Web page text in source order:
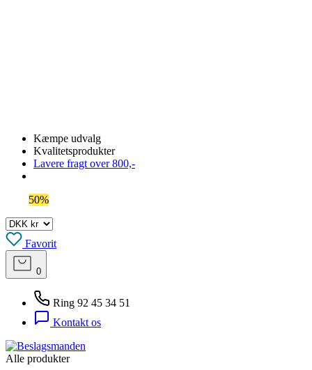
Kæmpe udvalg
Kvalitetsprodukter
Lavere fragt over 800,-
50%
Favorit
0
Ring 92 45 34 51
Kontakt os
Alle produkter